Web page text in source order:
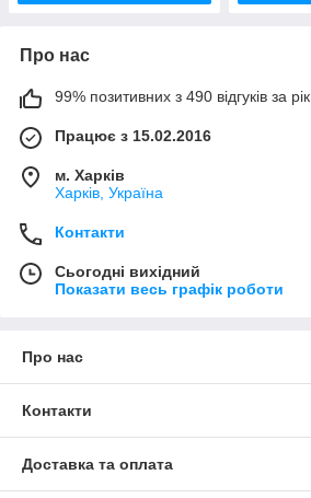
Про нас
99% позитивних з 490 відгуків за рік
Працює з 15.02.2016
м. Харків
Харків, Україна
Контакти
Сьогодні вихідний
Показати весь графік роботи
Про нас
Контакти
Доставка та оплата